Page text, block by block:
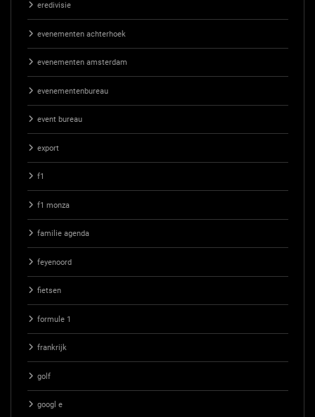
eredivisie
evenementen achterhoek
evenementen amsterdam
evenementenbureau
event bureau
export
f1
f1 monza
familie agenda
feyenoord
fietsen
formule 1
frankrijk
golf
googl e